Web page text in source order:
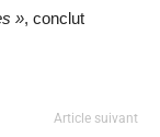
», conclut
Article suivant